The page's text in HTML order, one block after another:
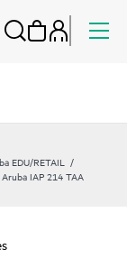
EDU/RETAIL
IAP 214 TAA